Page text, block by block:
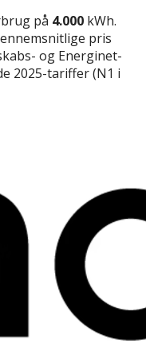
på 4.000 kWh.
pris
og Energinet-
2025-tariffer (N1 i